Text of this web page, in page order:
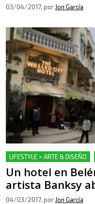
03/04/2017, por Jon García
LIFESTYLE > ARTE & DISEÑO
Un hotel en
artista Banksy
04/03/2017, por Jon García